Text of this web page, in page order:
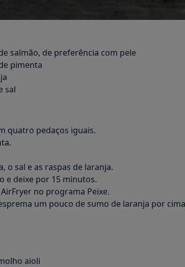
salmão, de preferência com pele
pimenta
sal
quatro pedaços iguais.
o sal e as raspas de laranja.
e deixe por 15 minutos.
no programa Peixe.
um pouco de sumo de laranja por
aioli